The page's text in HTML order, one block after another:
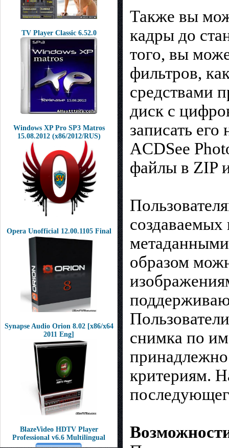
TV Player Classic 6.52.0
Windows XP Pro SP3 Matros
15.08.2012 (x86/2012/RUS)
Opera Unofficial 12.00.1105 Final
Synapse Audio Orion 8.02 [x86/x64
2011 Eng]
BlazeVideo HDTV Player
Professional v6.6 Multilingual
Также вы
кадры до
того, вы
фильтров,
средствами
диск с
записать
ACDSee
файлы в ZIP
образом
снимка по
критериям.